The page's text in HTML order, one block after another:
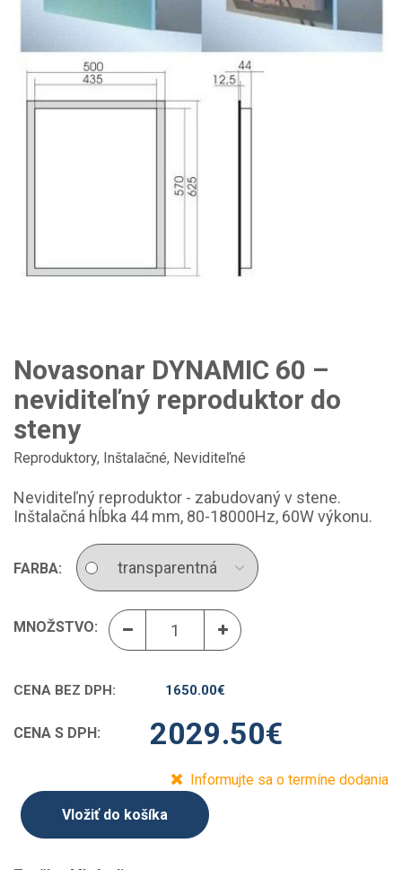
Novasonar DYNAMIC 60 –
neviditeľný reproduktor do
steny
Reproduktory, Inštalačné, Neviditeľné
Neviditeľný reproduktor - zabudovaný v stene.
Inštalačná hĺbka 44 mm, 80-18000Hz, 60W výkonu.
FARBA:
MNOŽSTVO:
CENA BEZ DPH: 1650.00€
CENA S DPH: 2029.50€
Informujte sa o termíne dodania
Vložiť do košíka